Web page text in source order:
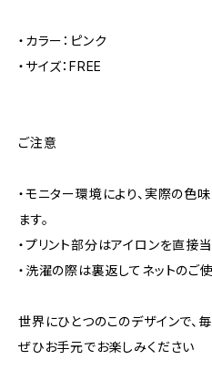
・カラー：ピンク
・サイズ：FREE
ご注意
・モニター環境により、実際の色
ます。
・プリント部分はアイロンを直接
・洗濯の際は裏返してネットのご
世界にひとつのこのデザインで、
ぜひお手元でお楽しみください